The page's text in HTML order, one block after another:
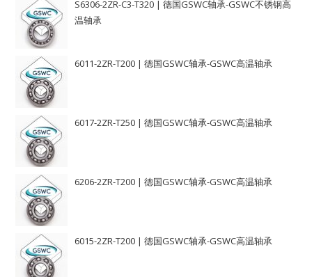
S6306-2ZR-C3-T320 | 德国GSWC轴承-GSWC不锈钢高
温轴承
6011-2ZR-T200 | 德国GSWC轴承-GSWC高温轴承
6017-2ZR-T250 | 德国GSWC轴承-GSWC高温轴承
6206-2ZR-T200 | 德国GSWC轴承-GSWC高温轴承
6015-2ZR-T200 | 德国GSWC轴承-GSWC高温轴承